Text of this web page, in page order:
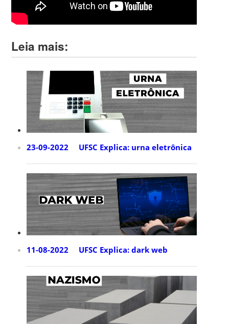
Leia mais:
23-09-2022 UFSC Explica: urna eletrônica
11-08-2022 UFSC Explica: dark web